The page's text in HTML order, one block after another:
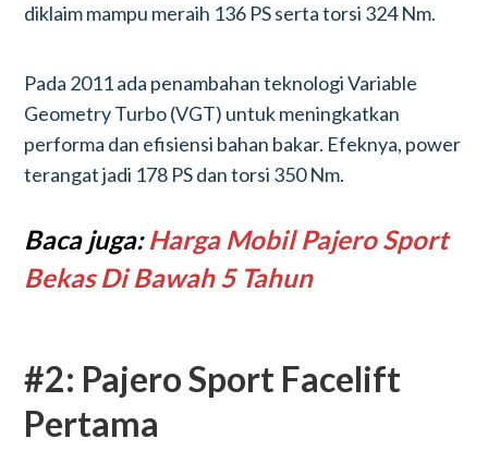
diklaim mampu meraih 136 PS serta torsi 324 Nm.
Pada 2011 ada penambahan teknologi Variable
Geometry Turbo (VGT) untuk meningkatkan
performa dan efisiensi bahan bakar. Efeknya, power
terangat jadi 178 PS dan torsi 350 Nm.
Baca juga:Harga Mobil Pajero Sport
Bekas Di Bawah 5 Tahun
#2: Pajero Sport Facelift
Pertama